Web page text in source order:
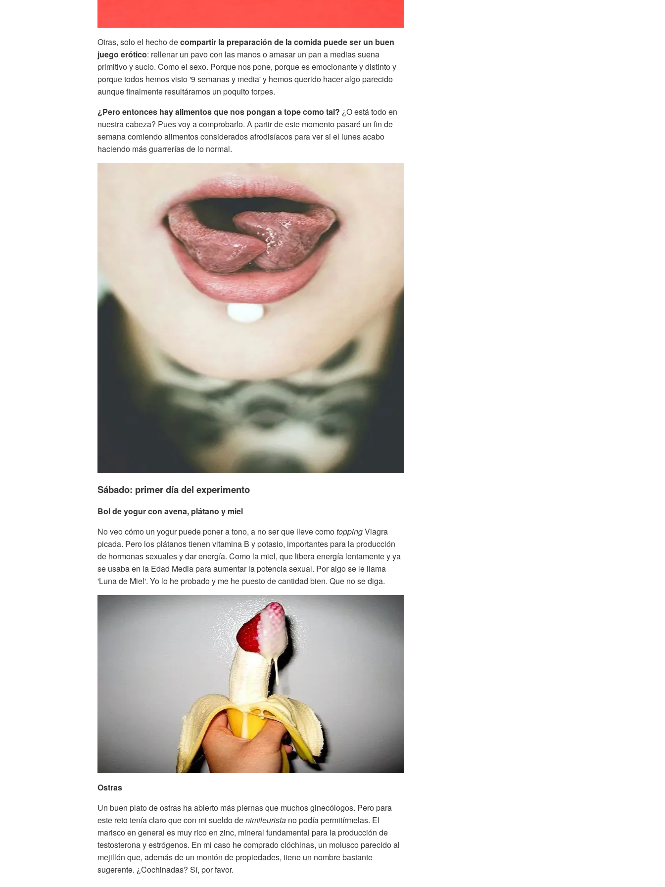
Otras, solo el hecho decompartir la preparación de la comida puede ser un buen
juego erótico: rellenar un pavo con las manos o amasar un pan a medias suena
primitivo y sucio. Como el sexo. Porque nos pone, porque es emocionante y distinto y
porque todos hemos visto '9 semanas y media' y hemos querido hacer algo parecido
aunque finalmente resultáramos un poquito torpes.
¿Pero entonces hay alimentos que nos pongan a tope como tal? ¿O está todo en
nuestra cabeza? Pues voy a comprobarlo. A partir de este momento pasaré un fin de
semana comiendo alimentos considerados afrodisíacos para ver si el lunes acabo
haciendo más guarrerías de lo normal.
Sábado: primer día del experimento
Bol de yogur con avena, plátano y miel
No veo cómo un yogur puede poner a tono, a no ser que lleve comotoppingViagra
picada. Pero los plátanos tienen vitamina B y potasio, importantes para la producción
de hormonas sexuales y dar energía. Como la miel, que libera energía lentamente y ya
se usaba en la Edad Media para aumentar la potencia sexual. Por algo se le llama
'Luna de Miel'. Yo lo he probado y me he puesto de cantidad bien. Que no se diga.
Ostras
Un buen plato de ostras ha abierto más piernas que muchos ginecólogos. Pero para
este reto tenía claro que con mi sueldo denimileurista no podía permitírmelas. El
marisco en general es muy rico en zinc, mineral fundamental para la producción de
testosterona y estrógenos. En mi caso he comprado clóchinas, un molusco parecido al
mejillón que, además de un montón de propiedades, tiene un nombre bastante
sugerente. ¿Cochinadas? Sí, por favor.